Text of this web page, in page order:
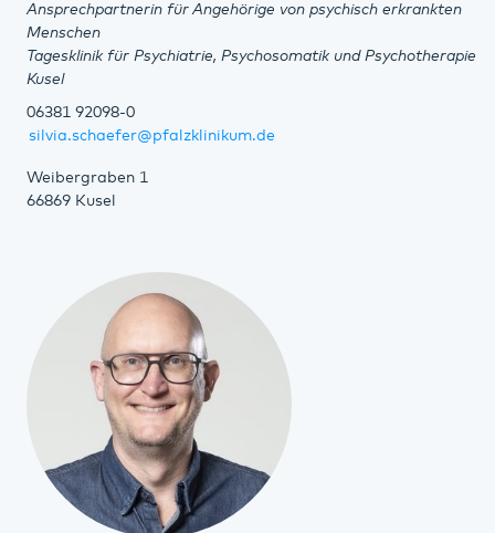
Ansprechpartnerin für Angehörige von psychisch erkrankten
Menschen
Tagesklinik für Psychiatrie, Psychosomatik und Psychotherapie
Kusel
06381 92098-0
silvia.schaefer@pfalzklinikum.de
Weibergraben 1
66869 Kusel